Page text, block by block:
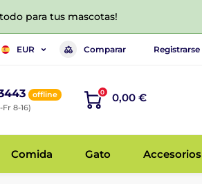
para tus mascotas!
EUR Comparar Registrarse
offline
Fr 8-16)
0 0,00 €
Comida Gato Accesorios